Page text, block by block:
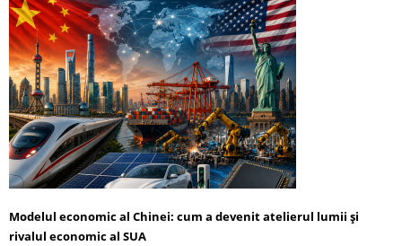
Modelul economic al Chinei: cum a devenit atelierul lumii și
rivalul economic al SUA